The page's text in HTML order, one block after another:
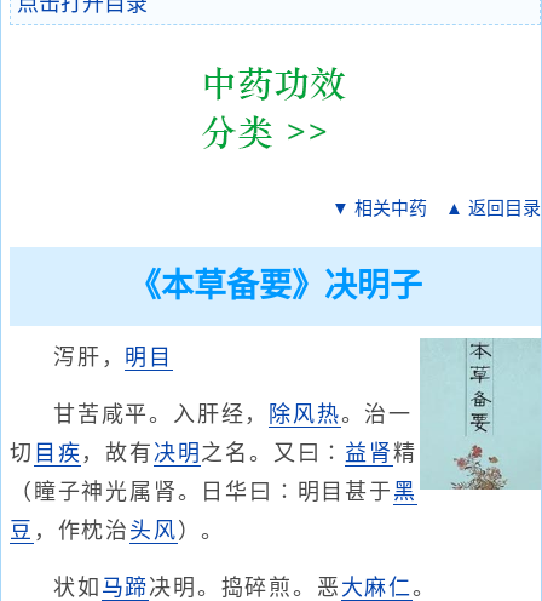
▼ 相关中药 ▲ 返回目录
《本草备要》决明子
泻肝， 明目
甘苦咸平。入肝经， 除风热。治一
切 目疾 ，故有决明 之名。又曰∶ 益肾精
（瞳子神光属肾。日华曰∶明目甚于 黑
豆 ，作枕治 头风 ）。
状如 马蹄决明。捣碎煎。恶 大麻仁。